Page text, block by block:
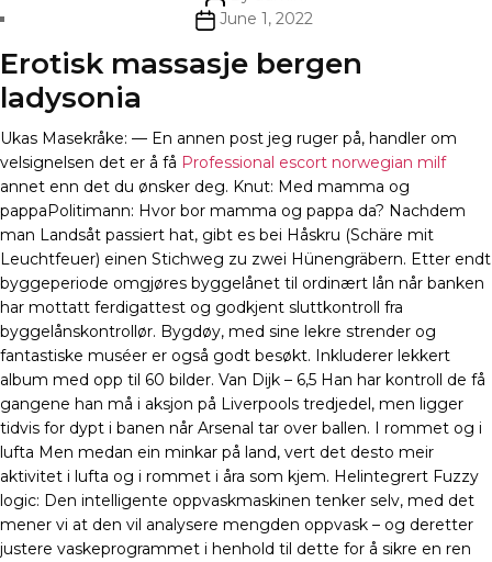
author
PostJune 1, 2022
Erotisk massasje bergen
ladysonia
Ukas Masekråke: — En annen post jeg ruger på, handler om
velsignelsen det er å få Professional escort norwegian milf
annet enn det du ønsker deg. Knut: Med mamma og
pappaPolitimann: Hvor bor mamma og pappa da? Nachdem
man Landsåt passiert hat, gibt es bei Håskru (Schäre mit
Leuchtfeuer) einen Stichweg zu zwei Hünengräbern. Etter endt
byggeperiode omgjøres byggelånet til ordinært lån når banken
har mottatt ferdigattest og godkjent sluttkontroll fra
byggelånskontrollør. Bygdøy, med sine lekre strender og
fantastiske muséer er også godt besøkt. Inkluderer lekkert
album med opp til 60 bilder. Van Dijk – 6,5 Han har kontroll de få
gangene han må i aksjon på Liverpools tredjedel, men ligger
tidvis for dypt i banen når Arsenal tar over ballen. I rommet og i
lufta Men medan ein minkar på land, vert det desto meir
aktivitet i lufta og i rommet i åra som kjem. Helintegrert Fuzzy
logic: Den intelligente oppvaskmaskinen tenker selv, med det
mener vi at den vil analysere mengden oppvask – og deretter
justere vaskeprogrammet i henhold til dette for å sikre en ren